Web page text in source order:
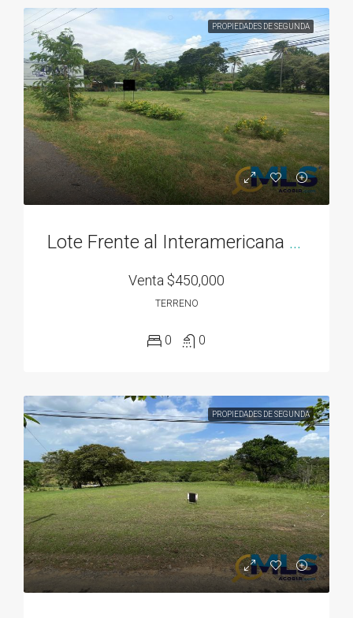
PROPIEDADES DE SEGUNDA
Lote Frente al Interamericana el El Espave de 3300M2 en Chame
Venta $450,000
TERRENO
0 0
PROPIEDADES DE SEGUNDA